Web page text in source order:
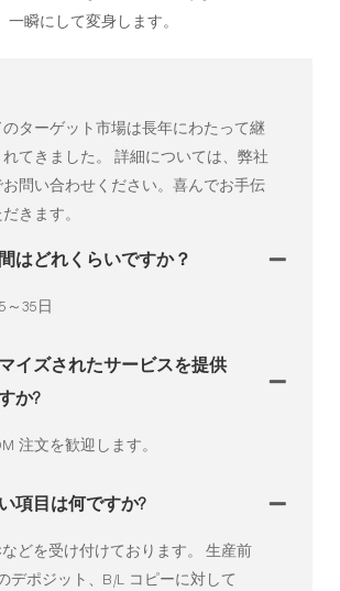
一瞬にして変身します。
ターゲット市場は長年にわたって継
てきました。 詳細については、弊社
問い合わせください。喜んでお手伝
きます。
はどれくらいですか？
～35日
イズされたサービスを提供
か?
注文を歓迎します。
項目は何ですか?
などを受け付けております。 生産前
デポジット、B/L コピーに対して